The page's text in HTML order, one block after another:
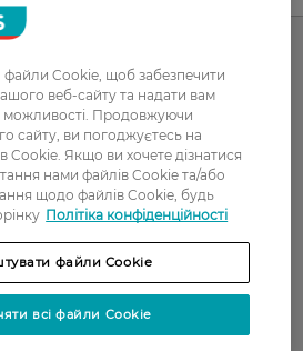
Чоловікам
Здоров'я
Макіяж
Діти
Дерматокосметика
Cookie, щоб забезпечити
веб-сайту та надати вам
можливості. Продовжуючи
сайту, ви погоджуєтесь на
Cookie. Якщо ви хочете дізнатися
нами файлів Cookie та/або
щодо файлів Cookie, будь
Політіка конфіденційності
файли Cookie
всі файли Cookie